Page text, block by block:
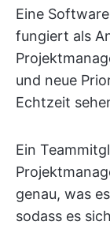
Eine
fungiert als
und neue
Echtzeit
Ein
genau, was
sodass es